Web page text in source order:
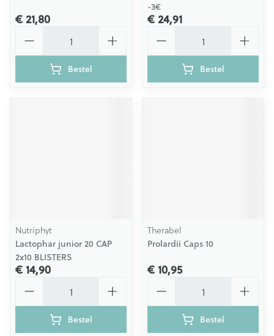
€ 21,80
Bestel
-3€
€ 24,91
Bestel
Nutriphyt
Lactophar junior 20 CAP
2x10 BLISTERS
€ 14,90
Bestel
Therabel
Prolardii Caps 10
€ 10,95
Bestel